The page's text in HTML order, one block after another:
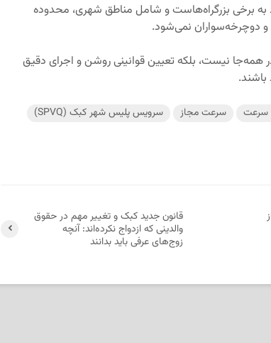
به برخی بزرگراه‌هاست و شامل مناطق شهری، محدوده
و دوچرخه‌سواران نمی‌شود.
نیست، بلکه تعیین قوانینی روشن و اجرای دقیق
سرعت سرعت مجاز
سرویس پلیس شهر کبک (SPVQ)
قانون جدید کبک و تغییر مهم در حقوق
والدینی که ازدواج نکرده‌اند: آنچه
زوج‌های عرفی باید بدانند